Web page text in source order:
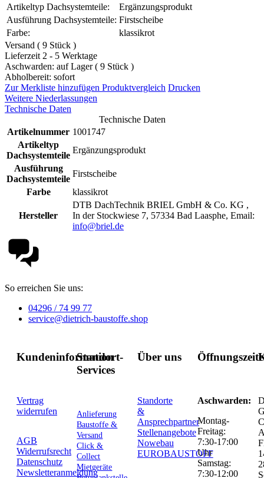
Artikeltyp Dachsystemteile:
Ergänzungsprodukt
Ausführung Dachsystemteile: Firstscheibe
Farbe:
klassikrot
Versand ( 9 Stück )
Lieferzeit 2 - 5 Werktage
Aschwarden: auf Lager ( 9 Stück )
Abholbereit: sofort
Zur Merkliste hinzufügen Produktvergleich Drucken
Weitere Niederlassungen
Technische Daten
Technische Daten
Artikelnummer 1001747
Artikeltyp
Dachsystemteile
Ergänzungsprodukt
Ausführung
Dachsystemteile
Firstscheibe
Farbe
klassikrot
Hersteller
DTB DachTechnik BRIEL GmbH & Co. KG ,
In der Stockwiese 7, 57334 Bad Laasphe, Email:
info@briel.de
So erreichen Sie uns:
04296 / 74 99 77
service@dietrich-baustoffe.shop
Kundeninformation
Vertrag
widerrufen
AGB
Widerrufsrecht
Datenschutz
Newsletteranmeldung
Standort-
Services
Anlieferung
Baustoffe &
Versand
Click &
Collect
Mietgeräte
Über uns
Standorte
&
Ansprechpartner
Stellenangebote
Nowebau
EUROBAUSTOFF
Aschwarden:
Montag-
Freitag:
7:30-17:00
Uhr
Samstag:
7:30-12:00